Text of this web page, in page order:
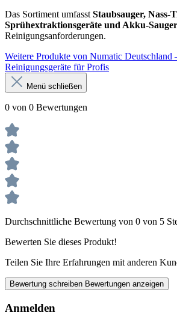
Das Sortiment umfasst Staubsauger, Nass-
Sprühextraktionsgeräte und Akku-Sauger
Reinigungsanforderungen.
Weitere Produkte von Numatic Deutschland
Reinigungsgeräte für Profis
Menü schließen
0 von 0 Bewertungen
Durchschnittliche Bewertung von 0 von 5
Bewerten Sie dieses Produkt!
Teilen Sie Ihre Erfahrungen mit anderen
Bewertung schreiben Bewertungen anzeigen
Anmelden